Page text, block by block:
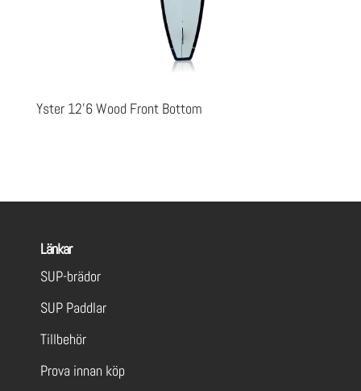
Yster 12’6 Wood Front Bottom
Länkar
SUP-brädor
SUP Paddlar
Tillbehör
Prova innan köp